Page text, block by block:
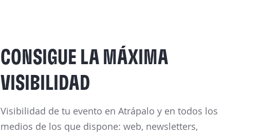
CONSIGUE LA MÁXIMA
VISIBILIDAD
Visibilidad de tu evento en Atrápalo y en todos los
medios de los que dispone: web, newsletters,